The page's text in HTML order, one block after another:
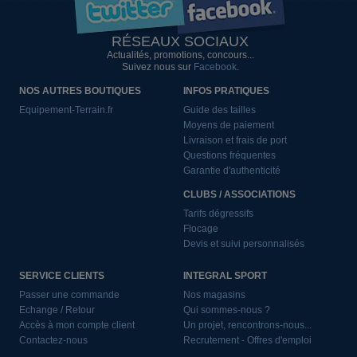
RÉSEAUX SOCIAUX
Actualités, promotions, concours...
Suivez nous sur Facebook.
NOS AUTRES BOUTIQUES
Equipement-Terrain.fr
INFOS PRATIQUES
Guide des tailles
Moyens de paiement
Livraison et frais de port
Questions fréquentes
Garantie d'authenticité
CLUBS / ASSOCIATIONS
Tarifs dégressifs
Flocage
Devis et suivi personnalisés
SERVICE CLIENTS
Passer une commande
Echange / Retour
Accès à mon compte client
Contactez-nous
INTEGRAL SPORT
Nos magasins
Qui sommes-nous ?
Un projet, rencontrons-nous...
Recrutement - Offres d'emploi